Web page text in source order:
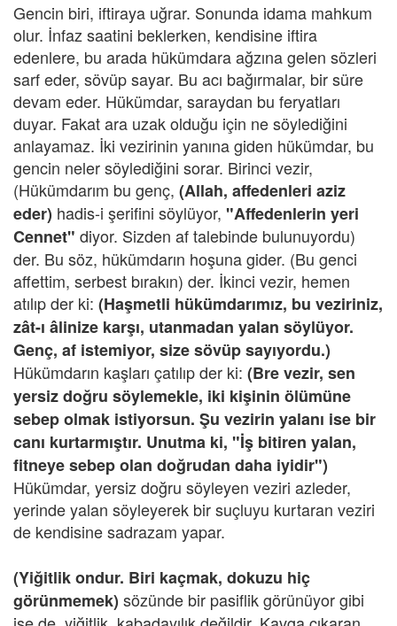
Gencin biri, iftiraya uğrar. Sonunda idama mahkum
olur. İnfaz saatini beklerken, kendisine iftira
edenlere, bu arada hükümdara ağzına gelen sözleri
sarf eder, sövüp sayar. Bu acı bağırmalar, bir süre
devam eder. Hükümdar, saraydan bu feryatları
duyar. Fakat ara uzak olduğu için ne söylediğini
anlayamaz. İki vezirinin yanına giden hükümdar, bu
gencin neler söylediğini sorar. Birinci vezir,
(Hükümdarım bu genç, (Allah, affedenleri aziz
eder) hadis-i şerifini söylüyor, "Affedenlerin yeri
Cennet" diyor. Sizden af talebinde bulunuyordu)
der. Bu söz, hükümdarın hoşuna gider. (Bu genci
affettim, serbest bırakın) der. İkinci vezir, hemen
atılıp der ki: (Haşmetli hükümdarımız, bu veziriniz,
zât-ı âlinize karşı, utanmadan yalan söylüyor.
Genç, af istemiyor, size sövüp sayıyordu.)
Hükümdarın kaşları çatılıp der ki: (Bre vezir, sen
yersiz doğru söylemekle, iki kişinin ölümüne
sebep olmak istiyorsun. Şu vezirin yalanı ise bir
canı kurtarmıştır. Unutma ki, "İş bitiren yalan,
fitneye sebep olan doğrudan daha iyidir")
Hükümdar, yersiz doğru söyleyen veziri azleder,
yerinde yalan söyleyerek bir suçluyu kurtaran veziri
de kendisine sadrazam yapar.
(Yiğitlik ondur. Biri kaçmak, dokuzu hiç
görünmemek) sözünde bir pasiflik görünüyor gibi